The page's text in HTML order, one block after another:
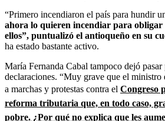
“Primero incendiaron el país para hundir
ahora lo quieren incendiar para obligar
ellos”, puntualizó el antioqueño en su
ha estado bastante activo.
María Fernanda Cabal tampoco dejó pasar
declaraciones. “Muy grave que el
a marchas y protestas contra el Congreso
reforma tributaria que, en todo caso,
pobre. ¿Por qué no explica que les